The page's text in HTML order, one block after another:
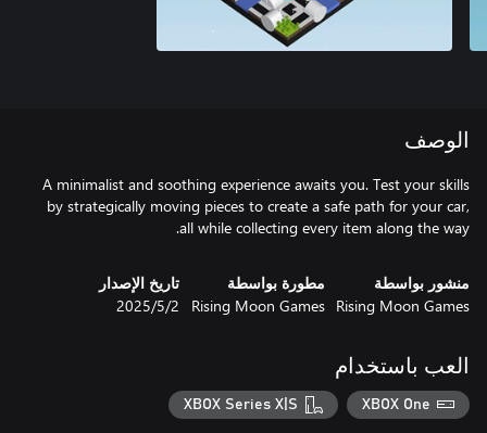
الوصف
A minimalist and soothing experience awaits you. Test your skills
by strategically moving pieces to create a safe path for your car,
all while collecting every item along the way.
منشور بواسطة
Rising Moon Games
مطورة بواسطة
Rising Moon Games
تاريخ الإصدار
2‏/5‏/2025
العب باستخدام
XBOX One
XBOX Series X|S